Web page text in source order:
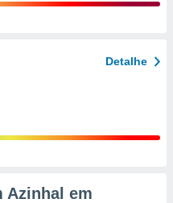
Detalhe
Azinhal em